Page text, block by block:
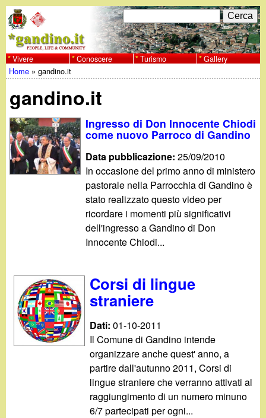
al
contenuto
w
w
w
.
g
n
o
F
o
r
d
i
r
i
c
e
c
a
C
e
r
c
Vivere Conoscere Turismo Gallery
sei
qui
Home »gandino.it
gandino.it
Ingresso di Don Innocente Chiodi
come nuovo Parroco di Gandino
Data pubblicazione:25/09/2010
In occasione del primo anno di ministero
pastorale nella Parrocchia di Gandino è
stato realizzato questo video per
ricordare i momenti più significativi
dell'ingresso a Gandino di Don
Innocente Chiodi...
Corsi di lingue
straniere
Dati:01-10-2011
Il Comune di Gandino intende
organizzare anche quest' anno, a
partire dall'autunno 2011, Corsi di
lingue straniere che verranno attivati al
raggiungimento di un numero minuno
6/7 partecipati per ogni...